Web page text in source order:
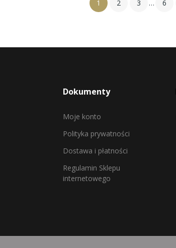
1 2 3 … 6
Dokumenty
Moje konto
Polityka prywatności
Dostawa i płatności
Regulamin Sklepu
internetowego